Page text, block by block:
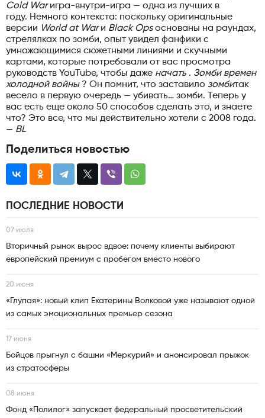
Cold Warигра-внутри-игра — одна из лучших в
году. Немного контекста: поскольку оригинальные
версии World at Warи Black Opsоснованы на раундах,
стрелялках по зомби, опыт увидел фанфики с
умножающимися сюжетными линиями и скучными
картами, которые потребовали от вас просмотра
руководств YouTube, чтобы даже начать . Зомби времен
холодной войны? Он помнит, что заставило зомбитак
весело в первую очередь — убивать… зомби. Теперь у
вас есть еще около 50 способов сделать это, и знаете
что? Это все, что мы действительно хотели с 2008 года.
— BL
Поделиться новостью
ПОСЛЕДНИЕ НОВОСТИ
07 июля
Вторичный рынок вырос вдвое: почему клиенты выбирают
европейский премиум с пробегом вместо нового
20 июня
«Глупая»: новый клип Екатерины Волковой уже называют одной
из самых эмоциональных премьер сезона
17 июня
Бойцов прыгнул с башни «Меркурий» и анонсировал прыжок
из стратосферы
08 июня
Фонд «Полилог» запускает федеральный просветительский